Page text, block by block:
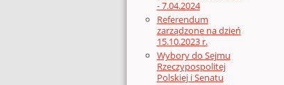
- 7.04.2024
Referendum
zarządzone na dzień
15.10.2023 r.
Wybory do Sejmu
Rzeczypospolitej
Polskiej i Senatu